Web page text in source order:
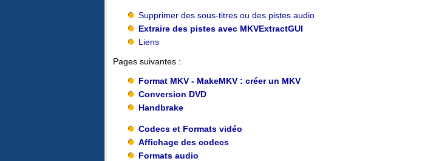
Supprimer des sous-titres ou des pistes audio
Extraire des pistes avec MKVExtractGUI
Liens
Pages suivantes :
Format MKV - MakeMKV : créer un MKV
Conversion DVD
Handbrake
Codecs et Formats vidéo
Affichage des codecs
Formats audio